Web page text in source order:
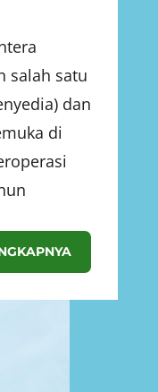
salah satu
dan
di